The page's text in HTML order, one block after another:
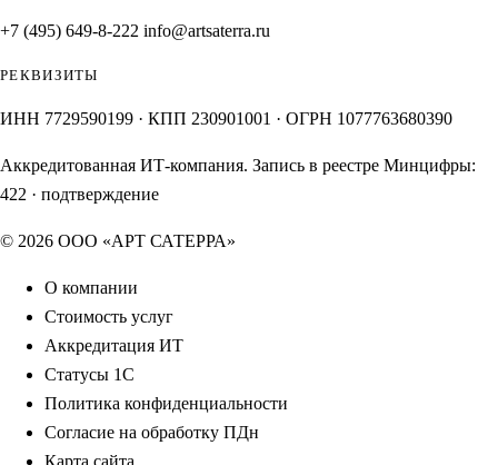
+7 (495) 649-8-222 info@artsaterra.ru
РЕКВИЗИТЫ
ИНН 7729590199 · КПП 230901001 · ОГРН 1077763680390
Аккредитованная ИТ-компания. Запись в реестре Минцифры:
422 · подтверждение
© 2026 ООО «АРТ САТЕРРА»
О компании
Стоимость услуг
Аккредитация ИТ
Статусы 1С
Политика конфиденциальности
Согласие на обработку ПДн